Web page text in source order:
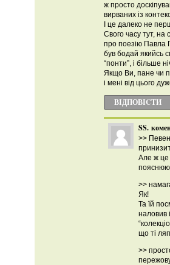
ж просто
вирваних із
І це далеко не
Свого часу тут, на
про поезію Павла
був бодай якийсь
“понти”, і більше
Якщо Ви, пане чи
і мені від цього
ВІДПОВІCТИ
SS.
>>
Але ж це
>>
Як!
Та їй
наловив
що ті
>>